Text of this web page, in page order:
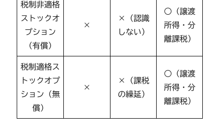
税制非適格
ストックオ
プション
（有償）
×
×（認識
しない）
○（譲渡
所得・分
離課税）
税制適格ス
トックオプ
ション（無
償）
×
×（課税
の繰延）
○（譲渡
所得・分
離課税）